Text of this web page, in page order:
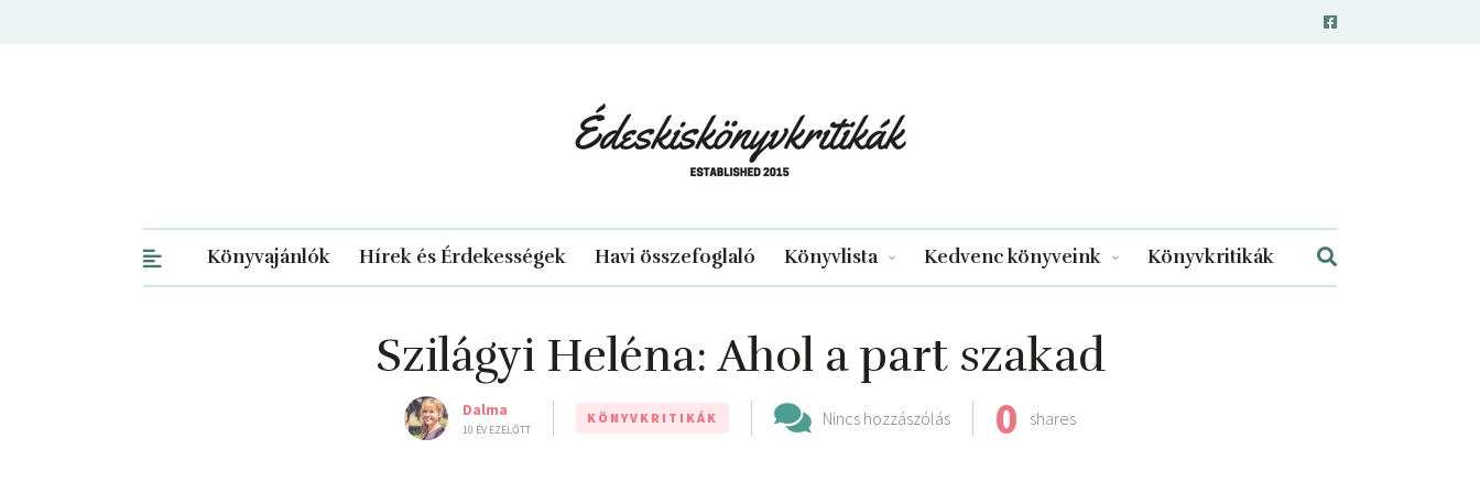
Könyvajánlók Hírek és Érdekességek Havi összefoglaló Könyvlista Kedvenc könyveink Könyvkritikák
Szilágyi Heléna: Ahol ​a part szakad
Dalma
10 ÉV EZELŐTT
KÖNYVKRITIKÁK Nincs hozzászólás 0 shares